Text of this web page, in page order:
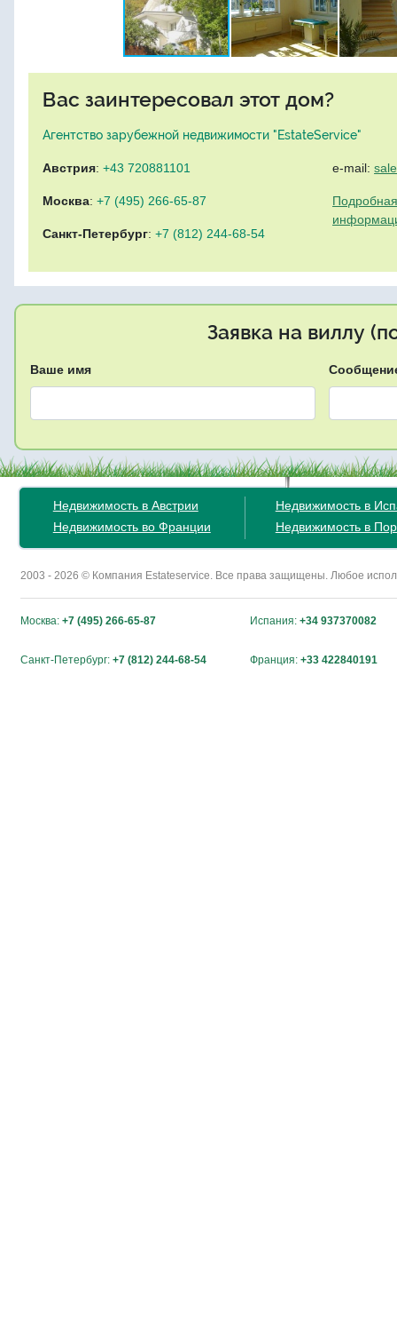
Вас заинтересовал этот дом?
Агентство зарубежной недвижимости "EstateService"
Австрия: +43 720881101
Москва: +7 (495) 266-65-87
Санкт-Петербург: +7 (812) 244-68-54
e-mail:
Заявка на виллу
Ваше имя
Недвижимость в Австрии
Недвижимость во Франции
Недвижимость в
Недвижимость в
2003 - 2026 © Компания Estateservice. Все права защищены. Любое
Москва: +7 (495) 266-65-87 Испания: +34 937370082
Санкт-Петербург: +7 (812) 244-68-54 Франция: +33 422840191